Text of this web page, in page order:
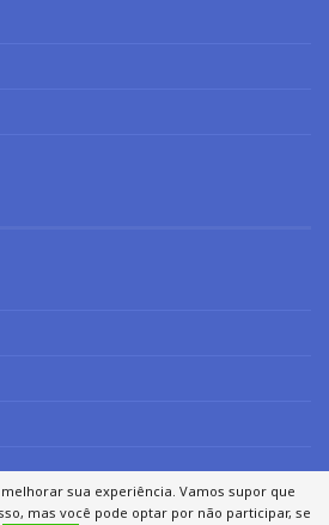
sua experiência. Vamos supor que
mas você pode optar por não participar, se